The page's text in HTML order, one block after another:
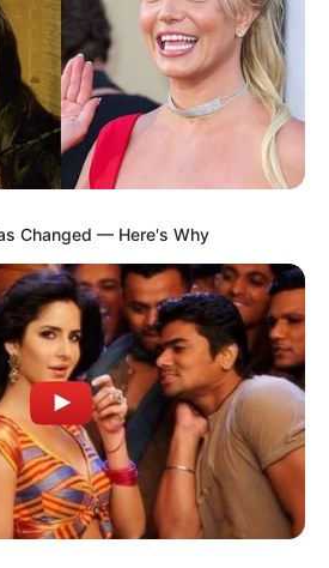
ปดาห์นี้ ทิศ
กเฉียงใต้ ทิศ
กเฉียงใต้ เลข
ดาห์นี้ 1 8 5 4
าย ID Line
งดี
ความสำเร็จ ได้คนช่วยเหลือ งาน
หน้าที่ใหม่ๆ เข้ามา การเงินจะเสีย
าย หรือจ่ายไปกับการดูแล
Changed — Here's Why